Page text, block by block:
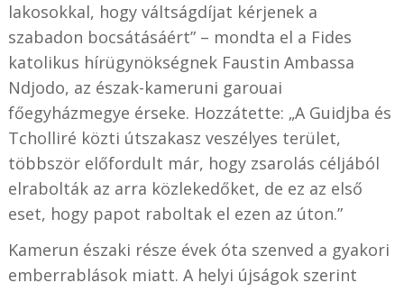
lakosokkal, hogy váltságdíjat kérjenek a
szabadon bocsátásáért” – mondta el a Fides
katolikus hírügynökségnek Faustin Ambassa
Ndjodo, az észak-kameruni garouai
főegyházmegye érseke. Hozzátette: „A Guidjba és
Tcholliré közti útszakasz veszélyes terület,
többször előfordult már, hogy zsarolás céljából
elrabolták az arra közlekedőket, de ez az első
eset, hogy papot raboltak el ezen az úton.”
Kamerun északi része évek óta szenved a gyakori
emberrablások miatt. A helyi újságok szerint